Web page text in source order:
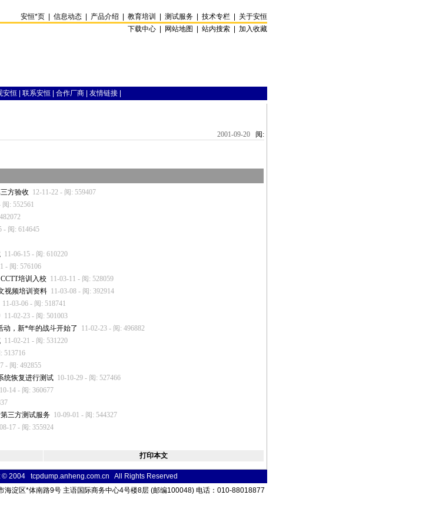
安恒*页 信息动态 产品介绍 教育培训 测试服务 技术专栏
关于安恒
下载中心 |
网站地图 站内搜索 加入收藏
安恒 联系安恒 合作厂商 友情链接
2001-09-20 阅:
方验收 12-11-22 - 阅: 559407
阅: 552561
- 阅: 614645
11-06-15 - 阅: 610220
- 阅: 576106
培训入校 11-03-11 - 阅: 528059
视频培训资料 11-03-08 - 阅: 392914
11-03-06 - 阅: 518741
11-02-23 - 阅: 501003
动，新*年的战斗开始了
11-02-23 - 阅: 496882
11-02-21 - 阅: 531220
513716
- 阅: 492855
统恢复进行测试 10-10-29 - 阅: 527466
14 - 阅: 360677
三方测试服务 10-09-01 - 阅: 544327
17 - 阅: 355924
打印本文
2004 tcpdump.anheng.com.cn All Rights Reserved
海淀区*体南路9号 主语国际商务中心4号楼8层 (邮编100048) 电话：010-88018877